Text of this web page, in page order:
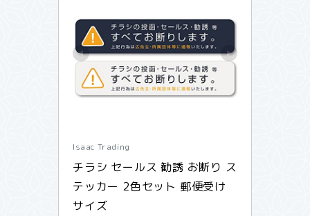
Isaac Trading
チラシ セールス 勧誘 お断り ス
テッカー 2色セット 郵便受け
サイズ